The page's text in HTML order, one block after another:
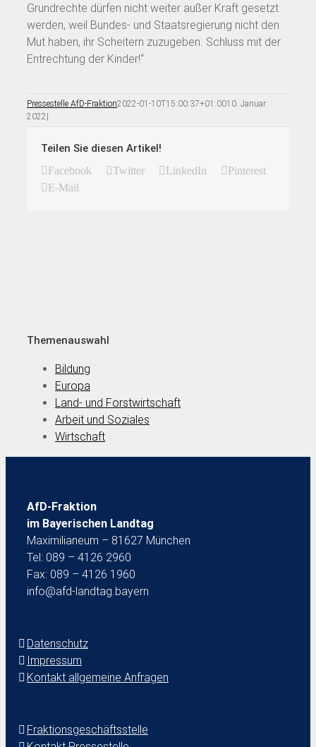
Grundrechte dürfen nicht weiter außer Kraft gesetzt
werden, weil Bundes- und Staatsregierung nicht den
Mut haben, ihr Scheitern zuzugeben. Schluss mit der
Entrechtung der Kinder!“
Pressestelle AfD-Fraktion2022-01-10T15:00:37+01:0010. Januar
2022 |
Teilen Sie diesen Artikel!
Facebook Twitter LinkedIn
Pinterest
E-Mail
Themenauswahl
Bildung
Europa
Land- und Forstwirtschaft
Arbeit und Soziales
Wirtschaft
AfD-Fraktion
im Bayerischen Landtag
Maximilianeum – 81627 München
Tel: 089 – 4126 2960
Fax: 089 – 4126 1960
info@afd-landtag.bayern
Datenschutz
Impressum
Kontakt allgemeine Anfragen
Fraktionsgeschäftsstelle